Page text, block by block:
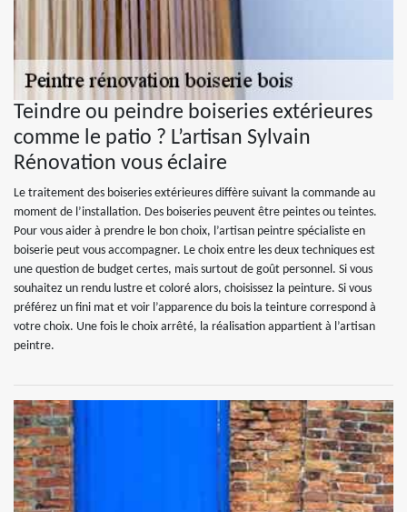
Teindre ou peindre boiseries extérieures
comme le patio ? L’artisan Sylvain
Rénovation vous éclaire
Le traitement des boiseries extérieures diffère suivant la commande au
moment de l’installation. Des boiseries peuvent être peintes ou teintes.
Pour vous aider à prendre le bon choix, l’artisan peintre spécialiste en
boiserie peut vous accompagner. Le choix entre les deux techniques est
une question de budget certes, mais surtout de goût personnel. Si vous
souhaitez un rendu lustre et coloré alors, choisissez la peinture. Si vous
préférez un fini mat et voir l’apparence du bois la teinture correspond à
votre choix. Une fois le choix arrêté, la réalisation appartient à l’artisan
peintre.